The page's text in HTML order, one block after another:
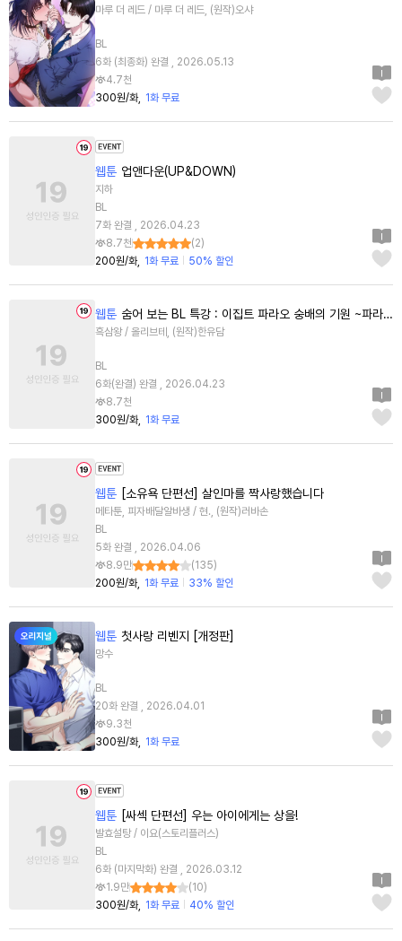
마루 더 레드 / 마루 더 레드, (원작)오샤
BL
6화 (최종화) 완결 , 2026.05.13
4.7천
300원/화
1화 무료
웹툰 업앤다운(UP&DOWN)
지하
BL
7화 완결 , 2026.04.23
8.7천
(2)
200원/화
1화 무료 50% 할인
웹툰 숨어 보는 BL 특강 : 이집트 파라오 숭배의 기원 ~파라오 발가락 빨아요~
흑삼왕 / 올리브테, (원작)한유담
BL
6화(완결) 완결 , 2026.04.23
8.7천
300원/화
1화 무료
웹툰 [소유욕 단편선] 살인마를 짝사랑했습니다
메타툰, 피자배달알바생 / 현., (원작)러바손
BL
5화 완결 , 2026.04.06
8.9만
(135)
200원/화
1화 무료 33% 할인
웹툰 첫사랑 리벤지 [개정판]
망수
BL
20화 완결 , 2026.04.01
9.3천
300원/화
1화 무료
웹툰 [싸섹 단편선] 우는 아이에게는 상을!
발효설탕 / 이요(스토리플러스)
BL
6화 (마지막화) 완결 , 2026.03.12
1.9만
(10)
300원/화
1화 무료 40% 할인